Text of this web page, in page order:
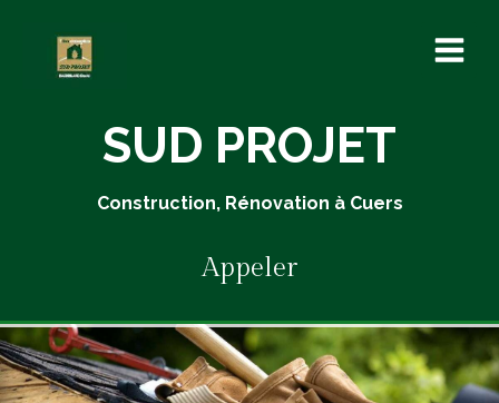
SUD PROJET
Construction, Rénovation à Cuers
Appeler